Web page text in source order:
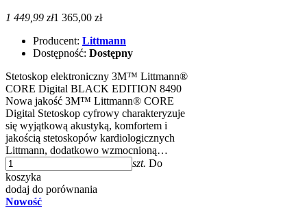
1 449,99 zł1 365,00 zł
Producent: Littmann
Dostępność: Dostępny
Stetoskop elektroniczny 3M™ Littmann®
CORE Digital BLACK EDITION 8490
Nowa jakość 3M™ Littmann® CORE
Digital Stetoskop cyfrowy charakteryzuje
się wyjątkową akustyką, komfortem i
jakością stetoskopów kardiologicznych
Littmann, dodatkowo wzmocnioną…
szt. Do
koszyka
dodaj do porównania
Nowość